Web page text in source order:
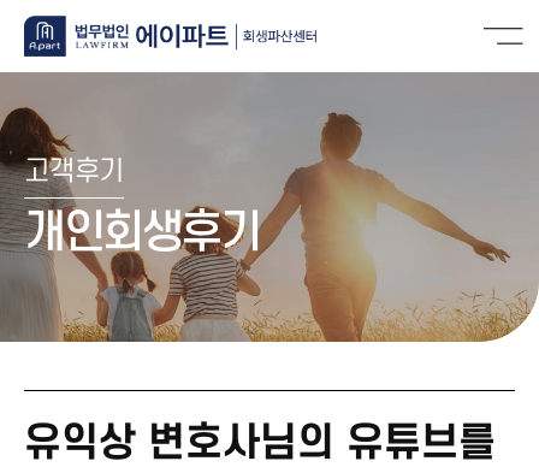
고객후기
개인회생후기
유익상 변호사님의 유튜브를